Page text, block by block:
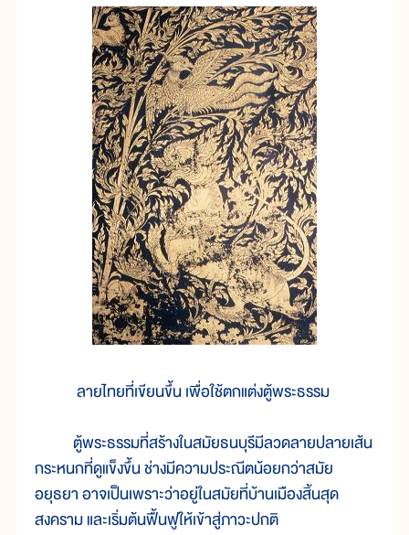
ลายไทยที่เขียนขึ้น เพื่อใช้ตกแต่งตู้พระธรรม
ตู้พระธรรมที่สร้างในสมัยธนบุรีมีลวดลายปลายเส้น
กระหนกที่ดูแข็งขึ้น ช่างมีความประณีตน้อยกว่าสมัย
อยุธยา อาจเป็นเพราะว่าอยู่ในสมัยที่บ้านเมืองสิ้นสุด
สงคราม และเริ่มต้นฟื้นฟูให้เข้าสู่ภาวะปกติ